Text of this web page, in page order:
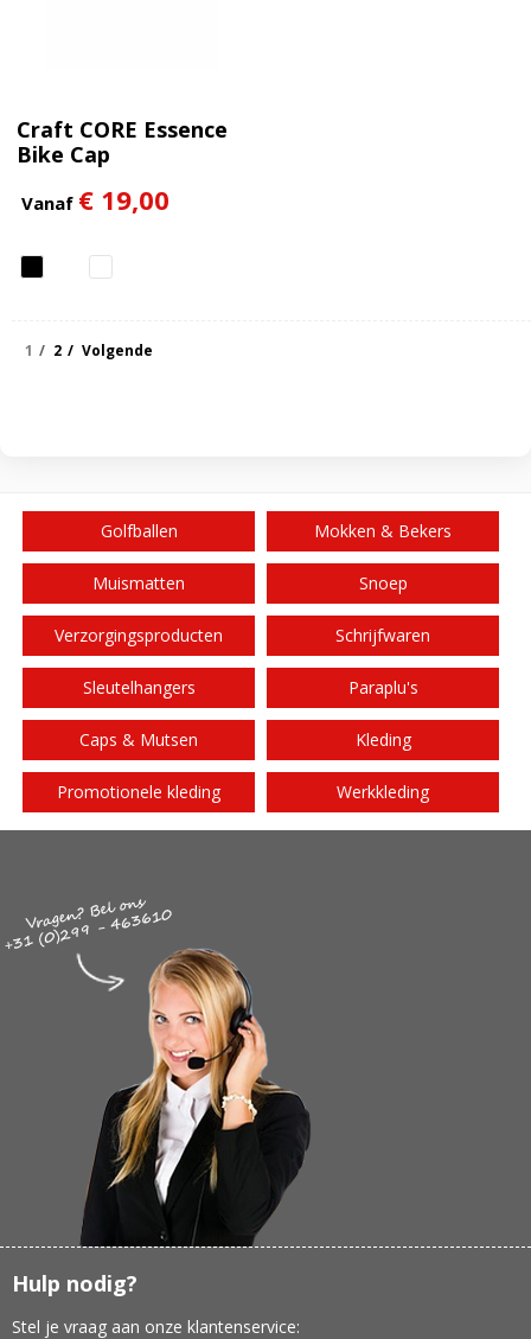
Craft CORE Essence
Bike Cap
Vanaf € 19,00
1 2 Volgende
Golfballen Mokken & Bekers
Muismatten Snoep
Verzorgingsproducten Schrijfwaren
Sleutelhangers Paraplu's
Caps & Mutsen Kleding
Promotionele kleding Werkkleding
Hulp nodig?
Stel je vraag aan onze klantenservice: